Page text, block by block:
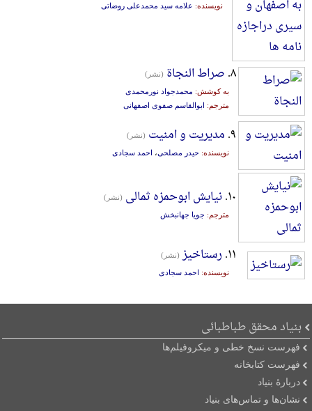
نویسنده: علامه سید محمدعلی روضاتی
۸. صراط النجاة (نشر)
به کوشش: محمدجواد نورمحمدی
مترجم: ابوالقاسم صفوی اصفهانی
۹. مدیریت و امنیت (نشر)
نویسنده: حیدر مصلحی، احمد سجادی
۱۰. نیایش ابوحمزه ثمالی (نشر)
مترجم: جویا جهانبخش
۱۱. رستاخیز (نشر)
نویسنده: احمد سجادی
بنیاد محقق طباطبائی
فهرست نسخ خطی و میکروفیلم‌ها
فهرست کتابخانه
دربارۀ بنیاد
نشان‌ها و تماس‌های بنیاد